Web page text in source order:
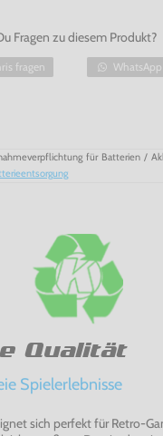
Fragen zu diesem Produkt?
fragen WhatsApp
für Batterien /
Qualität
Spielerlebnisse
sich perfekt für Retro-